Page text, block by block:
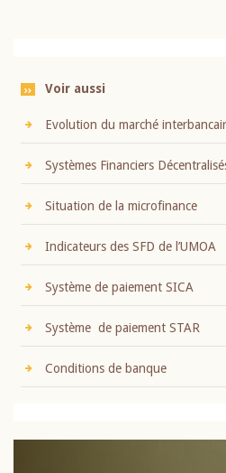
Voir aussi
Evolution du marché
Systèmes Financiers
Situation de la microfinance
Indicateurs des SFD de l’UMOA
Système de paiement SICA
Système de paiement STAR
Conditions de banque